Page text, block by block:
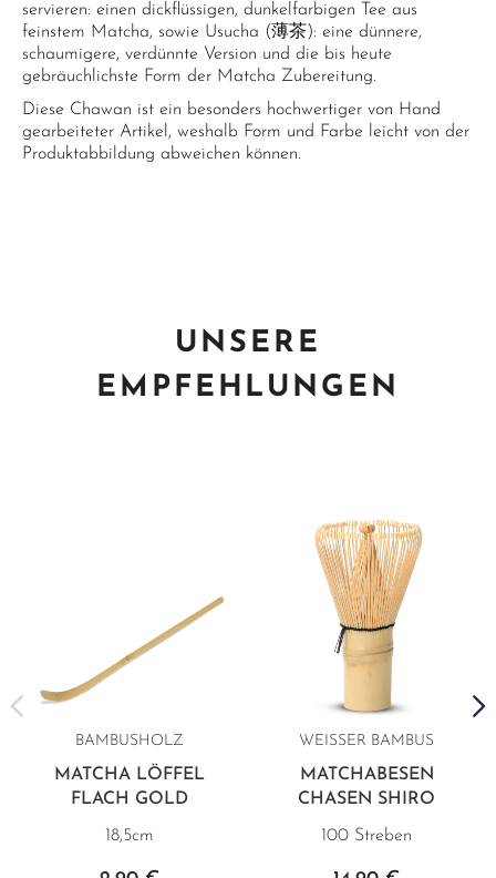
servieren: einen dickflüssigen, dunkelfarbigen Tee aus
feinstem Matcha, sowie Usucha (薄茶): eine dünnere,
schaumigere, verdünnte Version und die bis heute
gebräuchlichste Form der Matcha Zubereitung.
Diese Chawan ist ein besonders hochwertiger von Hand
gearbeiteter Artikel, weshalb Form und Farbe leicht von der
Produktabbildung abweichen können.
UNSERE
EMPFEHLUNGEN
BAMBUSHOLZ
MATCHA LÖFFEL
FLACH GOLD
18,5cm
WEISSER BAMBUS
MATCHABESEN
CHASEN SHIRO
100 Streben